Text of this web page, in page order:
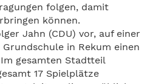
folgen, damit
können.
Jahn (CDU) vor, auf einer
in Rekum einen
gesamten Stadtteil
17 Spielplätze